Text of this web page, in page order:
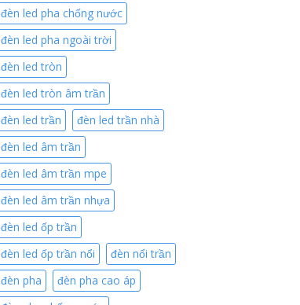
đèn led pha chống nước
đèn led pha ngoài trời
đèn led tròn
đèn led tròn âm trần
đèn led trần
đèn led trần nhà
đèn led âm trần
đèn led âm trần mpe
đèn led âm trần nhựa
đèn led ốp trần
đèn led ốp trần nổi
đèn nổi trần
đèn pha
đèn pha cao áp